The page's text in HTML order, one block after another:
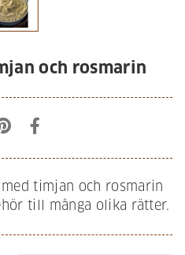
och rosmarin
timjan och rosmarin
till många olika rätter.